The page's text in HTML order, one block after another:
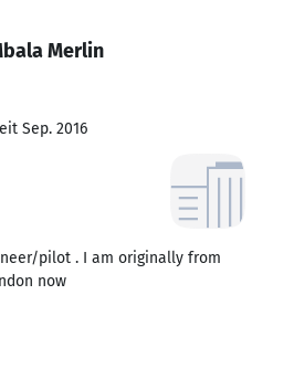
Merlin
Sep. 2016
pilot . I am originally from
now